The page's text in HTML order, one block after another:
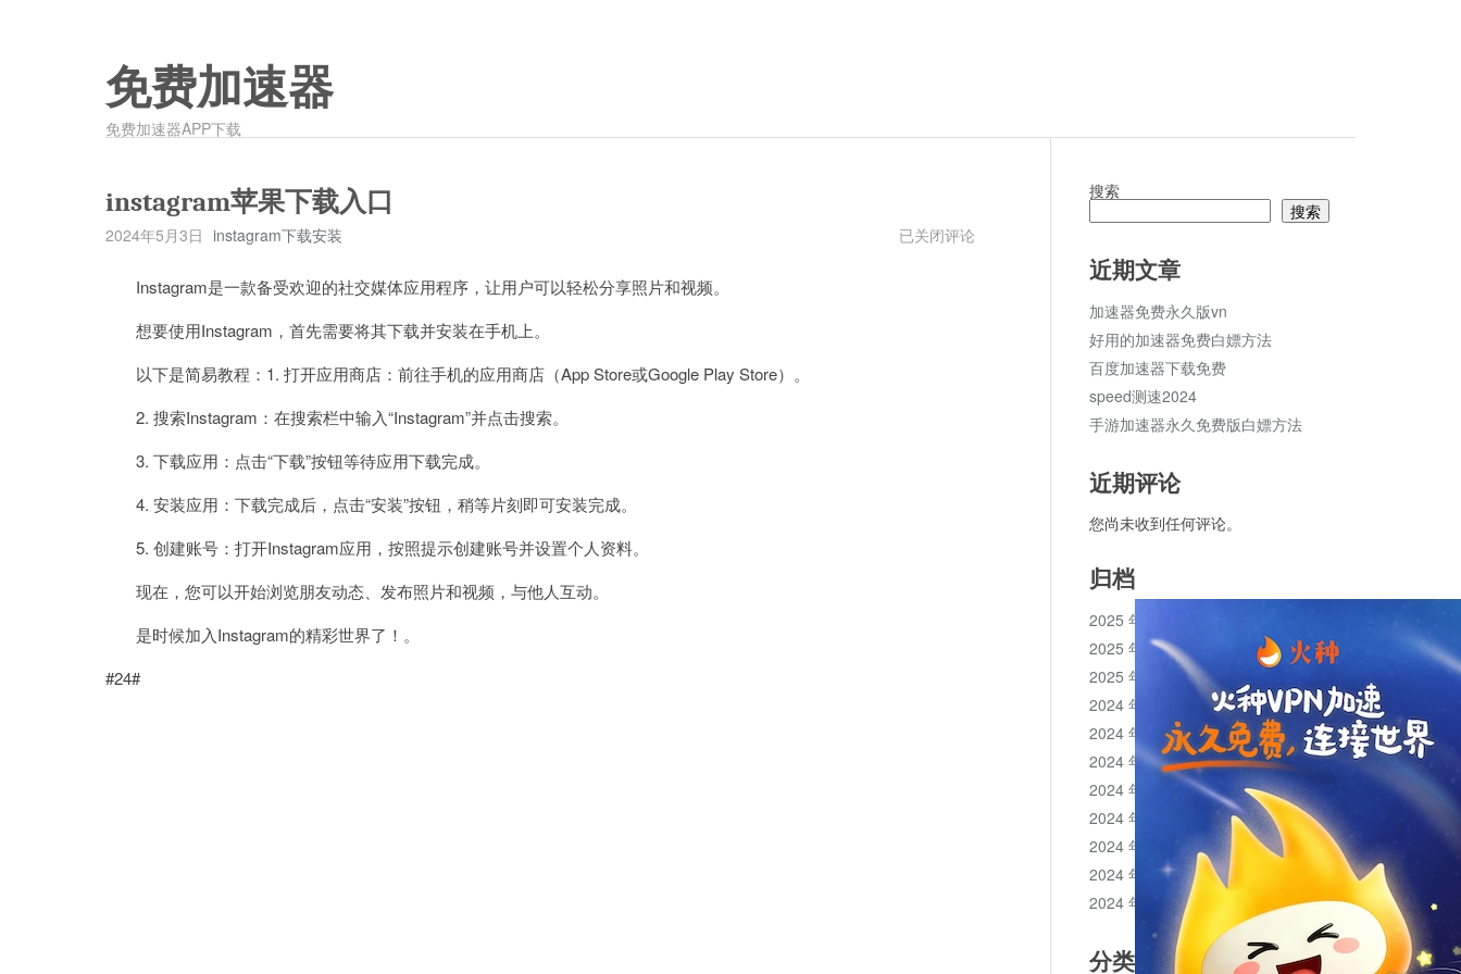
免费加速器
免费加速器APP下载
instagram苹果下载入口
2024年5月3日 instagram下载安装
instagram
已关闭评论
Instagram是一款备受欢迎的社交媒体应用程序，让用户可以轻松分享照片和视频。
想要使用Instagram，首先需要将其下载并安装在手机上。
以下是简易教程：1. 打开应用商店：前往手机的应用商店（App Store或Google Play Store）。
2. 搜索Instagram：在搜索栏中输入“Instagram”并点击搜索。
3. 下载应用：点击“下载”按钮等待应用下载完成。
4. 安装应用：下载完成后，点击“安装”按钮，稍等片刻即可安装完成。
5. 创建账号：打开Instagram应用，按照提示创建账号并设置个人资料。
现在，您可以开始浏览朋友动态、发布照片和视频，与他人互动。
是时候加入Instagram的精彩世界了！。
#24#
搜索
搜索
近期文章
加速器免费永久版vn
好用的加速器免费白嫖方法
百度加速器下载免费
speed测速2024
手游加速器永久免费版白嫖方法
近期评论
您尚未收到任何评论。
归档
2025 年 11 月
2025 年 10 月
2025 年 1 月
2024 年 12 月
2024 年 11 月
2024 年 10 月
2024 年 9 月
2024 年 8 月
2024 年 7 月
2024 年 6 月
2024 年 5 月
分类目录